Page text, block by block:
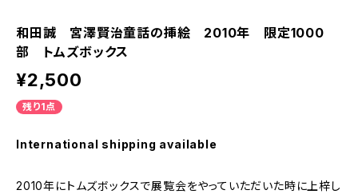
和田誠 宮澤賢治童話の挿絵 2010年 限定1000
部 トムズボックス
¥2,500
残り1点
International shipping available
2010年にトムズボックスで展覧会をやっていただいた時に上梓し